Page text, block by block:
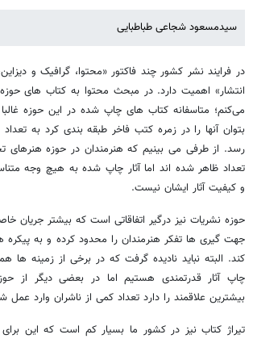
سیدمسعود شجاعی طباطبایی
در فرایند نشر کشور چند فاکتور «محتوا، گرافیک و
انتشار» اهمیت دارد. در مبحث محتوا به کتاب های
می‌کنم؛ متاسفانه کتاب های چاپ شده در این حوزه
بتوان آنها را در زمره کتب فاخر طبقه بندی کرد به
رسد. از طرفی می بینیم که هنرمندان در حوزه هنرهای
تعداد ظاهر شده اند اما آثار چاپ شده به هیچ وجه
و کیفیت آثار ایشان نیست.
حوزه نشریات نیز درگیر اتفاقاتی است که بیشتر جریان
جهت گیری ها تفکر هنرمندان را محدود کرده و به
کند. البته نباید نادیده گرفت که در برخی از زمینه ها
چاپ آثار قدرتمندی هستیم اما در بعضی دیگر از
بیشترین علاقمند را دارد تعداد کمی از ناشران وارد عمل
تیراژ کتاب نیز در کشور ما بسیار کم است که این